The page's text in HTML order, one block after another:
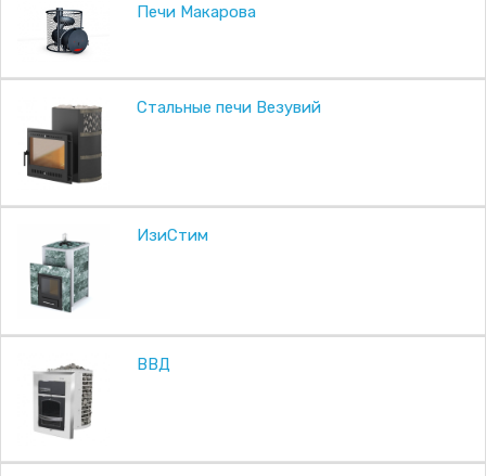
Печи Макарова
Стальные печи Везувий
ИзиСтим
ВВД